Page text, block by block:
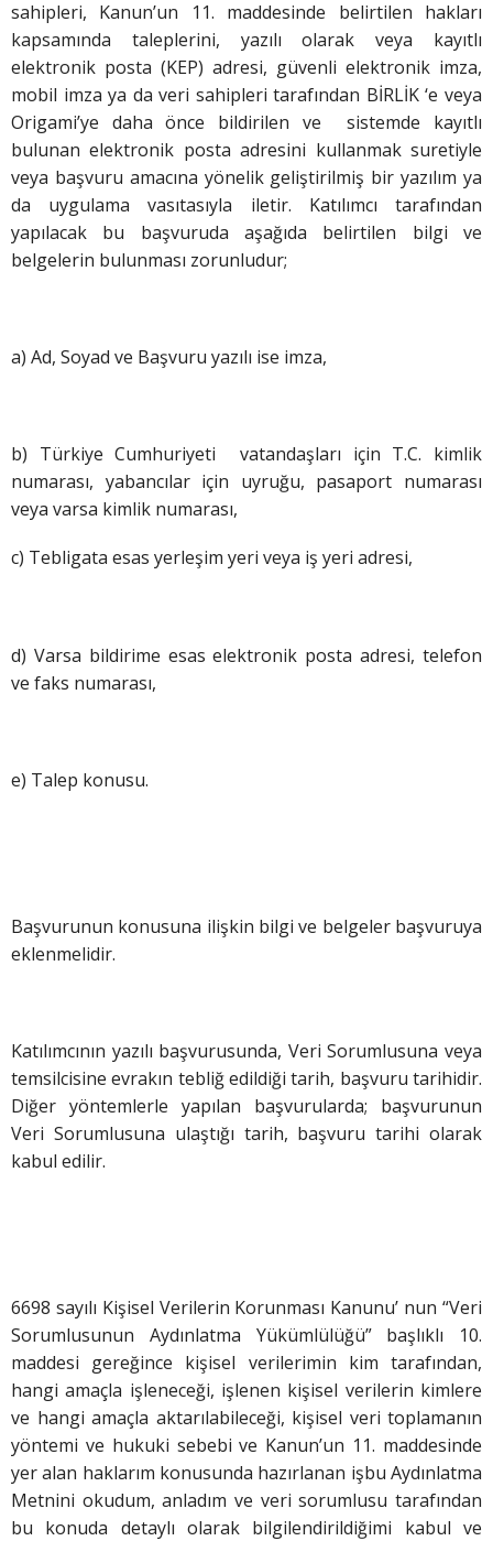
sahipleri, Kanun’un 11. maddesinde belirtilen hakları
kapsamında taleplerini, yazılı olarak veya kayıtlı
elektronik posta (KEP) adresi, güvenli elektronik imza,
mobil imza ya da veri sahipleri tarafından BİRLİK ‘e veya
Origami’ye daha önce bildirilen ve sistemde kayıtlı
bulunan elektronik posta adresini kullanmak suretiyle
veya başvuru amacına yönelik geliştirilmiş bir yazılım ya
da uygulama vasıtasıyla iletir. Katılımcı tarafından
yapılacak bu başvuruda aşağıda belirtilen bilgi ve
belgelerin bulunması zorunludur;
a) Ad, Soyad ve Başvuru yazılı ise imza,
b) Türkiye Cumhuriyeti vatandaşları için T.C. kimlik
numarası, yabancılar için uyruğu, pasaport numarası
veya varsa kimlik numarası,
c) Tebligata esas yerleşim yeri veya iş yeri adresi,
d) Varsa bildirime esas elektronik posta adresi, telefon
ve faks numarası,
e) Talep konusu.
Başvurunun konusuna ilişkin bilgi ve belgeler başvuruya
eklenmelidir.
Katılımcının yazılı başvurusunda, Veri Sorumlusuna veya
temsilcisine evrakın tebliğ edildiği tarih, başvuru tarihidir.
Diğer yöntemlerle yapılan başvurularda; başvurunun
Veri Sorumlusuna ulaştığı tarih, başvuru tarihi olarak
kabul edilir.
6698 sayılı Kişisel Verilerin Korunması Kanunu’ nun “Veri
Sorumlusunun Aydınlatma Yükümlülüğü” başlıklı 10.
maddesi gereğince kişisel verilerimin kim tarafından,
hangi amaçla işleneceği, işlenen kişisel verilerin kimlere
ve hangi amaçla aktarılabileceği, kişisel veri toplamanın
yöntemi ve hukuki sebebi ve Kanun’un 11. maddesinde
yer alan haklarım konusunda hazırlanan işbu Aydınlatma
Metnini okudum, anladım ve veri sorumlusu tarafından
bu konuda detaylı olarak bilgilendirildiğimi kabul ve